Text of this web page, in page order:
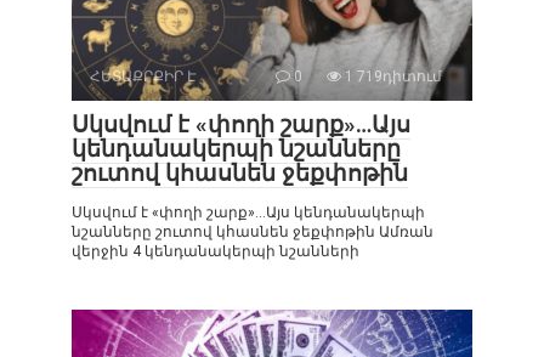
ՀԵՏԱՔՐՔԻՐ Է 0 1 719դիտում
Սկսվում է «փողի շարք»…Այս
կենդանակերպի նշանները
շուտով կհասնեն ջեքփոթին
Սկսվում է «փողի շարք»…Այս կենդանակերպի
նշանները շուտով կհասնեն ջեքփոթին Ամռան
վերջին 4 կենդանակերպի նշանների